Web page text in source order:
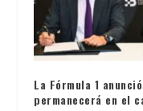
La Fórmula 1
permanecerá en el